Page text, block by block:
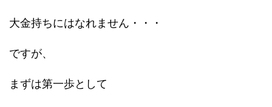
大金持ちにはなれません・・・
ですが、
まずは第一歩として